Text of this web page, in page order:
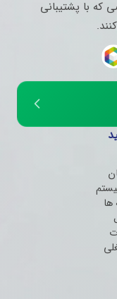
که با پشتیبانی
ها